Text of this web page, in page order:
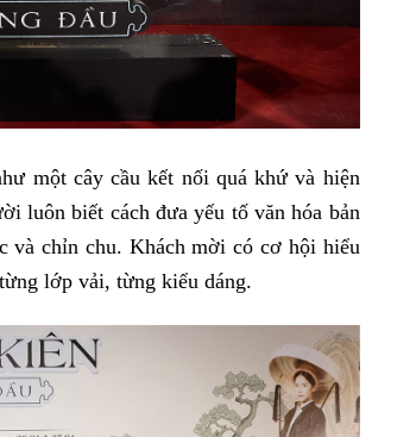
một cây cầu kết nối quá khứ và hiện
luôn biết cách đưa yếu tố văn hóa bản
và chỉn chu. Khách mời có cơ hội hiểu
lớp vải, từng kiểu dáng.